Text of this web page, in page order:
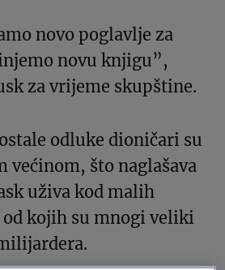
novo poglavlje za
novu knjigu”,
za vrijeme skupštine.
odluke dioničari su
većinom, što naglašava
uživa kod malih
kojih su mnogi veliki